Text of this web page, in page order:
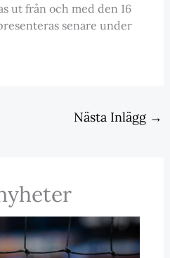
ut från och med den 16
senare under
Nästa Inlägg →